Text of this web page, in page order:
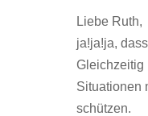
Liebe Ruth,
ja!ja!ja,
Gleichzeitig
Situationen
schützen.